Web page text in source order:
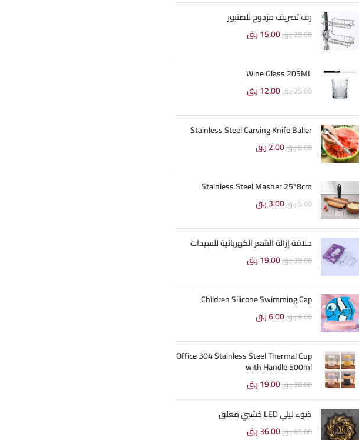
رف تصريف مزدوج للصنبور
29.00ر.ق15.00ر.ق
Wine Glass 205ML
25.00ر.ق12.00ر.ق
Stainless Steel Carving Knife Baller
6.00ر.ق2.00ر.ق
Stainless Steel Masher 25*8cm
5.00ر.ق3.00ر.ق
حلاقة إزالة الشعر الكهربائية للسيدات
39.00ر.ق19.00ر.ق
Children Silicone Swimming Cap
9.00ر.ق6.00ر.ق
Office 304 Stainless Steel Thermal Cup
with Handle 500ml
38.00ر.ق19.00ر.ق
ضوء ليلي LED خشبي معلق
69.00ر.ق36.00ر.ق